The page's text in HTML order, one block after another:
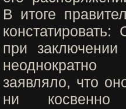
В итоге
констатировать:
при
заявляло, что
ни косвенно